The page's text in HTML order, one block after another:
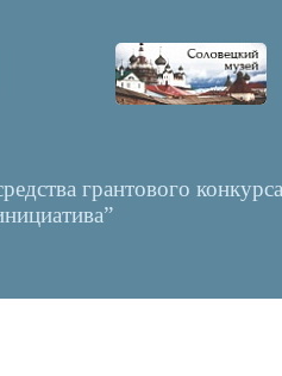
грантового конкурса